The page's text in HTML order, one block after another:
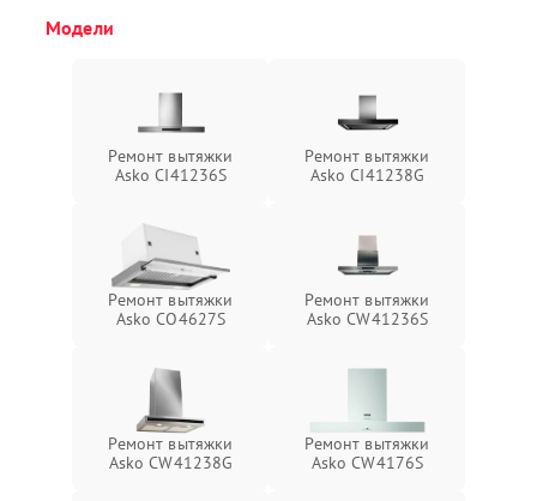
Модели
Ремонт вытяжки
Asko CI41236S
Ремонт вытяжки
Asko CI41238G
Ремонт вытяжки
Asko CO4627S
Ремонт вытяжки
Asko CW41236S
Ремонт вытяжки
Asko CW41238G
Ремонт вытяжки
Asko CW4176S